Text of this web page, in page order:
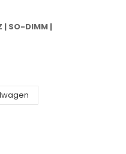
| SO-DIMM |